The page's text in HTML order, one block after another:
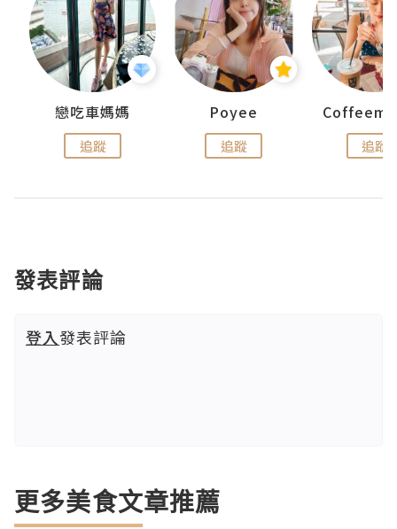
戀吃車媽媽
追蹤
Poyee
追蹤 追蹤
發表評論
登入發表評論
更多美食文章推薦